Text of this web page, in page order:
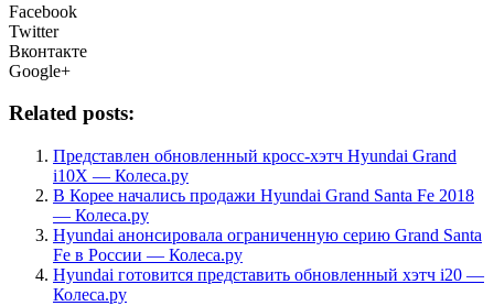
Facebook
Twitter
Вконтакте
Google+
Related posts:
Представлен обновленный кросс-хэтч Hyundai Grand
i10X — Колеса.ру
В Корее начались продажи Hyundai Grand Santa Fe 2018
— Колеса.ру
Hyundai анонсировала ограниченную серию Grand Santa
Fe в России — Колеса.ру
Hyundai готовится представить обновленный хэтч i20 —
Колеса.ру